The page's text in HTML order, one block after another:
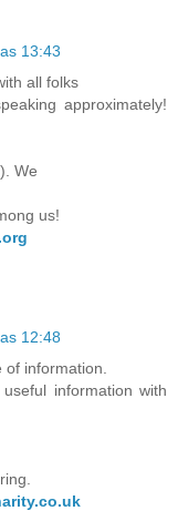
13:43
all folks
approximately!
We
us!
12:48
information.
information with